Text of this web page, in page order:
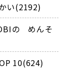
い(2192)
の めんそ
10(624)